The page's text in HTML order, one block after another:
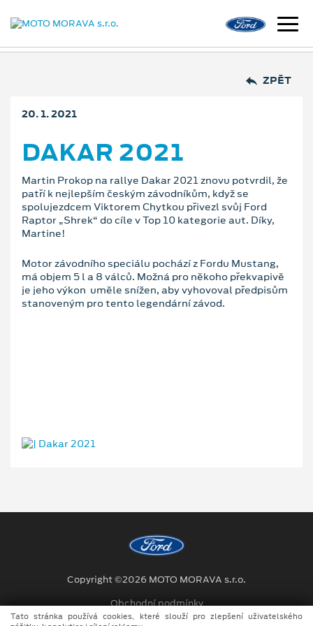
ZPĚT
20. 1. 2021
DAKAR 2021
Martin Prokop na rallye Dakar 2021 znovu potvrdil, že
patří k nejlepším českým závodníkům, když se
spolujezdcem Viktorem Chytkou přivezl svůj Ford
Raptor „Shrek“ do cíle v Top 10 kategorie aut. Díky,
Martine!
Motor závodního speciálu pochází z Fordu Mustang,
má objem 5 l a 8 válců. Možná pro někoho překvapivě
je jeho výkon uměle snížen, aby vyhovoval předpisům
stanoveným pro tento legendární závod.
Copyright ©2026 MOTO MORAVA s.r.o.
Obchodní podmínky
Tato stránka používá cookies, které slouží pro zlepšení uživatelského